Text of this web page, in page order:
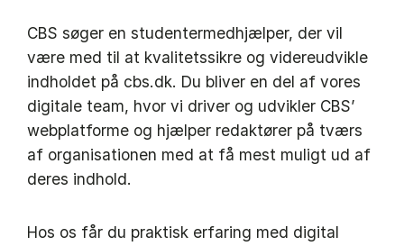
CBS søger en studentermedhjælper, der vil
være med til at kvalitetssikre og videreudvikle
indholdet på cbs.dk. Du bliver en del af vores
digitale team, hvor vi driver og udvikler CBS’
webplatforme og hjælper redaktører på tværs
af organisationen med at få mest muligt ud af
deres indhold.
Hos os får du praktisk erfaring med digital